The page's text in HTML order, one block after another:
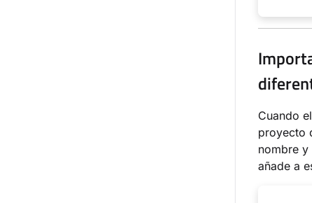
Cuando
proyecto
nombre
añade a